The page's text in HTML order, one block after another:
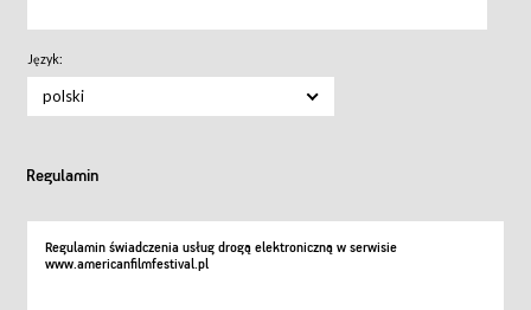
Język:
polski
Regulamin
Regulamin świadczenia usług drogą elektroniczną w serwisie
www.americanfilmfestival.pl